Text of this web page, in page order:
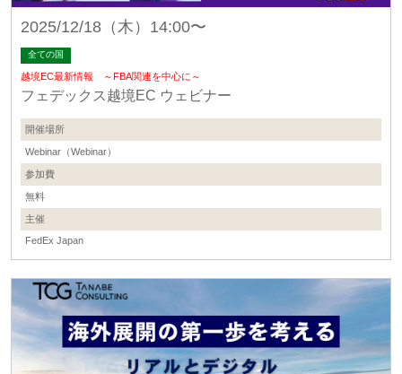
2025/12/18（木）14:00〜
全ての国
越境EC最新情報 ～FBA関連を中心に～
フェデックス越境EC ウェビナー
開催場所
Webinar（Webinar）
参加費
無料
主催
FedEx Japan